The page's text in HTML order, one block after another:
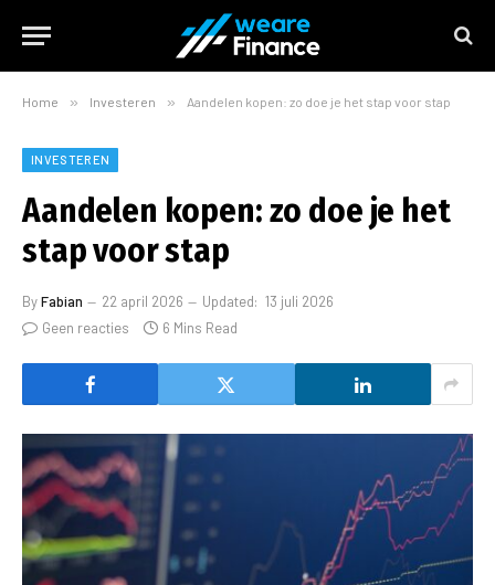
Home » Investeren » Aandelen kopen: zo doe je het stap voor stap
INVESTEREN
Aandelen kopen: zo doe je het
stap voor stap
ByFabian 22 april 2026 Updated: 13 juli 2026
Geen reacties
6 Mins Read